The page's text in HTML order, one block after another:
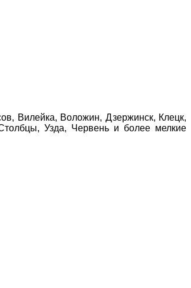
Вилейка, Воложин, Дзержинск, Клецк,
Узда, Червень и более мелкие